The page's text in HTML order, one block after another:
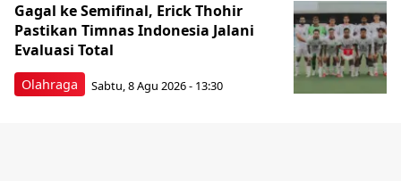
Olahraga
Gagal ke Semifinal, Erick Thohir
Pastikan Timnas Indonesia Jalani
Evaluasi Total
Sabtu, 8 Agu 2026 - 13:30